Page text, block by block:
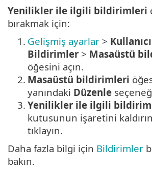
Yenilikler ile ilgili bildirimleri
bırakmak için:
1. Gelişmiş ayarlar >
Bildirimler > Masaüstü
öğesini açın.
2. Masaüstü bildirimleri
yanındaki Düzenle
3. Yenilikler ile ilgili
kutusunun işaretini
tıklayın.
Daha fazla bilgi için Bildirimler
bakın.